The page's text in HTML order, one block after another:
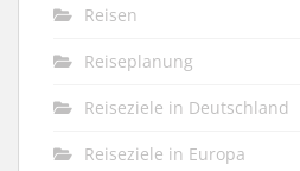
Reisen
Reiseplanung
Reiseziele in Deutschland
Reiseziele in Europa